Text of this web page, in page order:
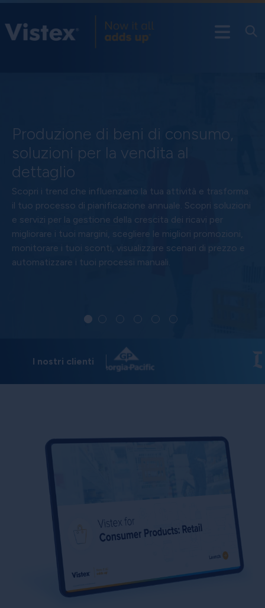
Produzione di beni di consumo,
soluzioni per la vendita al
dettaglio
Scopri i trend che influenzano la tua attività e trasforma
il tuo processo di pianificazione annuale. Scopri soluzioni
e servizi per la gestione della crescita dei ricavi per
migliorare i tuoi margini, scegliere le migliori promozioni,
monitorare i tuoi sconti, visualizzare scenari di prezzo e
automatizzare i tuoi processi manuali.
I nostri clienti